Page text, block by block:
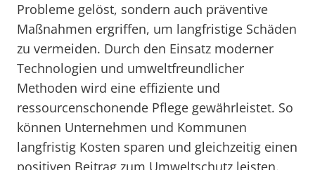
Probleme gelöst, sondern auch präventive
Maßnahmen ergriffen, um langfristige Schäden
zu vermeiden. Durch den Einsatz moderner
Technologien und umweltfreundlicher
Methoden wird eine effiziente und
ressourcenschonende Pflege gewährleistet. So
können Unternehmen und Kommunen
langfristig Kosten sparen und gleichzeitig einen
positiven Beitrag zum Umweltschutz leisten.